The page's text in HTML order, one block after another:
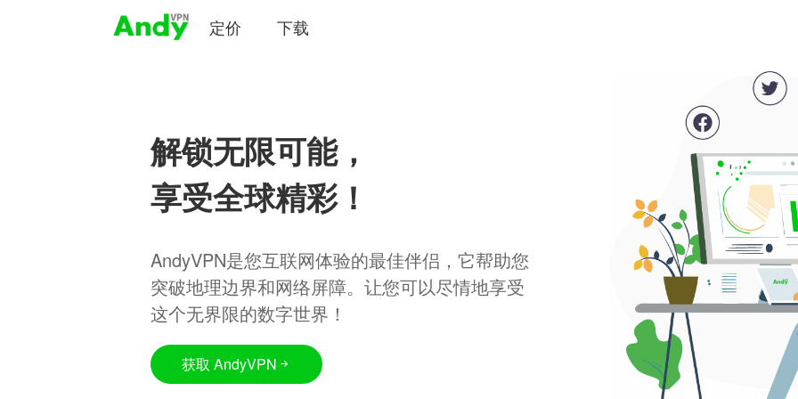
定价 下载
解锁无限可能，
享受全球精彩！
AndyVPN是您互联网体验的最佳伴侣，它帮助您
突破地理边界和网络屏障。让您可以尽情地享受
这个无界限的数字世界！
获取 AndyVPN